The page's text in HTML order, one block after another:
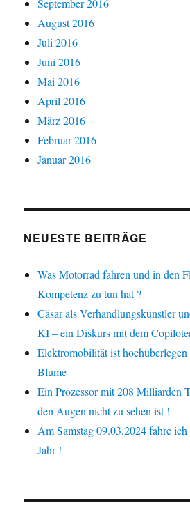
September 2016
August 2016
Juli 2016
Juni 2016
Mai 2016
April 2016
März 2016
Februar 2016
Januar 2016
NEUESTE BEITRÄGE
Was Motorrad fahren und in den
Kompetenz zu tun hat ?
Cäsar als Verhandlungskünstler
KI – ein Diskurs mit dem
Elektromobilität ist
Blume
Ein Prozessor mit 208 Milliarden
den Augen nicht zu sehen ist !
Am Samstag 09.03.2024 fahre
Jahr !